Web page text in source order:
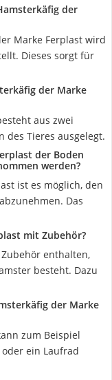
der
Marke Ferplast wird
Dieses sorgt für
der Marke
aus zwei
des Tieres ausgelegt.
der Boden
werden?
ist es möglich, den
Das
mit Zubehör?
enthalten,
besteht. Dazu
der Marke
zum Beispiel
ein Laufrad